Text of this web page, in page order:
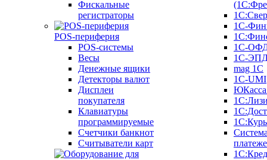
Фискальные
регистраторы
POS-периферия
POS-системы
Весы
Денежные ящики
Детекторы валют
Дисплеи
покупателя
Клавиатуры
программируемые
Счетчики банкнот
Считыватели карт
1С-
1С-
1С-
mag 1C
1C-UMI